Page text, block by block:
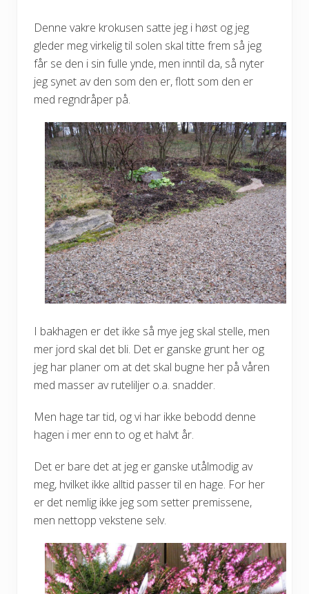
Denne vakre krokusen satte jeg i høst og jeg
gleder meg virkelig til solen skal titte frem så jeg
får se den i sin fulle ynde, men inntil da, så nyter
jeg synet av den som den er, flott som den er
med regndråper på.
I bakhagen er det ikke så mye jeg skal stelle, men
mer jord skal det bli. Det er ganske grunt her og
jeg har planer om at det skal bugne her på våren
med masser av ruteliljer o.a. snadder.
Men hage tar tid, og vi har ikke bebodd denne
hagen i mer enn to og et halvt år.
Det er bare det at jeg er ganske utålmodig av
meg, hvilket ikke alltid passer til en hage. For her
er det nemlig ikke jeg som setter premissene,
men nettopp vekstene selv.